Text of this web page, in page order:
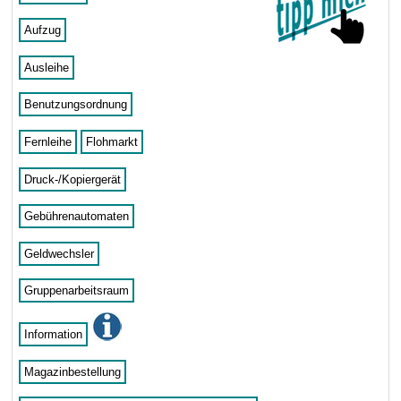
Aufzug
Ausleihe
Benutzungsordnung
Fernleihe Flohmarkt
Druck-/Kopiergerät
Gebührenautomaten
Geldwechsler
Gruppenarbeitsraum
Information
Magazinbestellung